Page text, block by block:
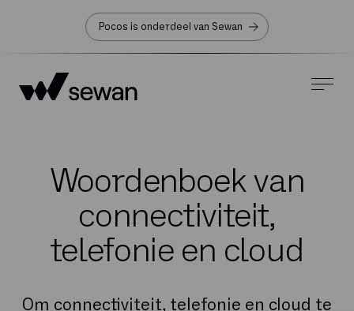
Pocos is onderdeel van Sewan
Woordenboek van
connectiviteit,
telefonie en cloud
Om connectiviteit, telefonie en cloud te